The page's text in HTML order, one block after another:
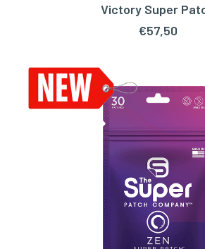
LEES VERDER
Victory Super
€57,50